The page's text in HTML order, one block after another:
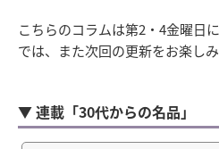
こちらのコラムは第2・4金曜日に
では、また次回の更新をお楽しみ
▼ 連載「30代からの名品」